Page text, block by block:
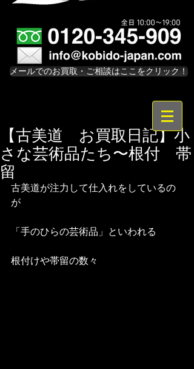
メールでのお買取・ご相談はここをクリック！
【古美道 お買取日記】小
さな芸術品たち〜根付 帯
留
古美道が注力して仕入れをしているの
が
「手のひらの芸術品」といわれる
根付けや帯留の数々